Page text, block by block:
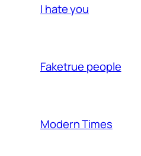
I hate you
Faketrue people
Modern Times